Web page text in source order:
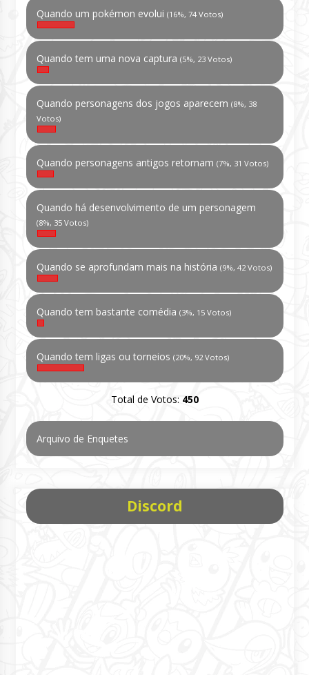
Quando um pokémon evolui (16%, 74 Votos)
Quando tem uma nova captura (5%, 23 Votos)
Quando personagens dos jogos aparecem (8%, 38
Votos)
Quando personagens antigos retornam (7%, 31 Votos)
Quando há desenvolvimento de um personagem
(8%, 35 Votos)
Quando se aprofundam mais na história (9%, 42 Votos)
Quando tem bastante comédia (3%, 15 Votos)
Quando tem ligas ou torneios (20%, 92 Votos)
Total de Votos: 450
Arquivo de Enquetes
Discord